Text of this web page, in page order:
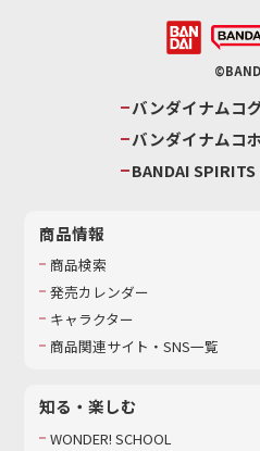
バンダイナムコ
バンダイナムコ
BANDAI SPIRITS
商品情報
商品検索
発売カレンダー
キャラクター
商品関連サイト・SNS一覧
知る・楽しむ
WONDER! SCHOOL